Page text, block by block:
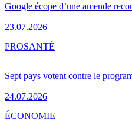
Google écope d’une amende
23.07.2026
Sept pays votent contre le
24.07.2026
PROSANTÉ
ÉCONOMIE